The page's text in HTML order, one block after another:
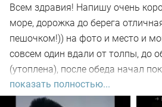
Всем здравия! Напишу очень
море, дорожка до берега
пешочком!)) на фото и место и
совсем один вдали от толпы, до
(утоплена), после обеда начал
результат тоже на фото!
отловились? А то тут некоторые
показать полностью...